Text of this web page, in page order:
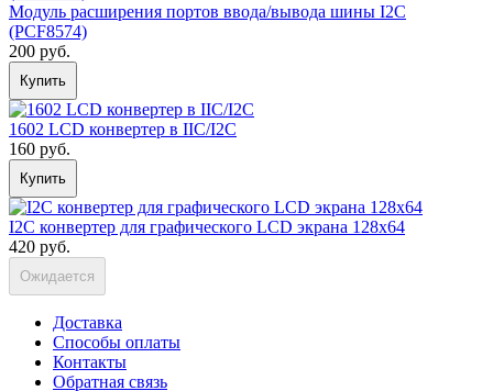
Модуль расширения портов ввода/вывода шины I2C
(PCF8574)
200 руб.
Купить
1602 LCD конвертер в IIC/I2C
160 руб.
Купить
I2C конвертер для графического LCD экрана 128x64
420 руб.
Ожидается
Доставка
Способы оплаты
Контакты
Обратная связь